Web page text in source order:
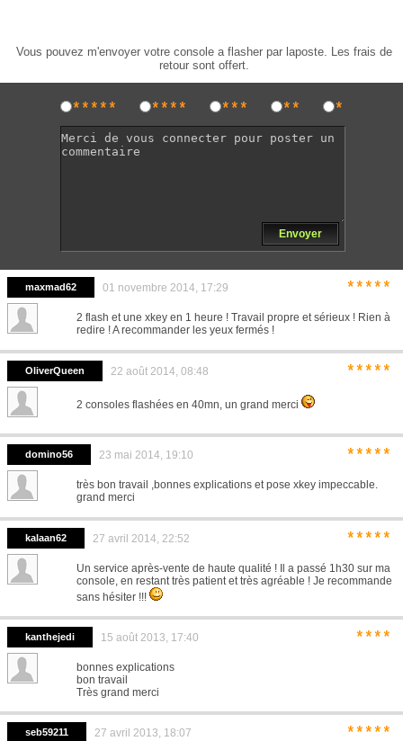
Vous pouvez m'envoyer votre console a flasher par laposte. Les frais de
retour sont offert.
***** **** *** ** *
Envoyer
maxmad62 01 novembre 2014, 17:29 *****
2 flash et une xkey en 1 heure ! Travail propre et sérieux ! Rien à
redire ! A recommander les yeux fermés !
OliverQueen 22 août 2014, 08:48 *****
2 consoles flashées en 40mn, un grand merci
domino56 23 mai 2014, 19:10 *****
très bon travail ,bonnes explications et pose xkey impeccable.
grand merci
kalaan62 27 avril 2014, 22:52 *****
Un service après-vente de haute qualité ! Il a passé 1h30 sur ma
console, en restant très patient et très agréable ! Je recommande
sans hésiter !!!
kanthejedi 15 août 2013, 17:40 ****
bonnes explications
bon travail
Très grand merci
seb59211 27 avril 2013, 18:07 *****